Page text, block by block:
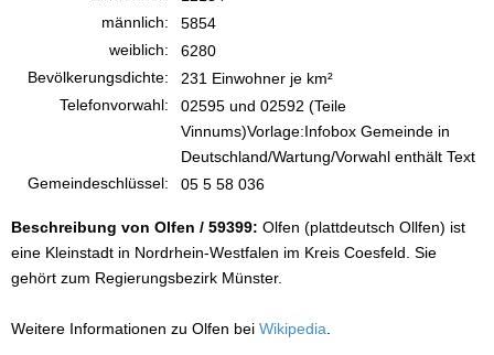
männlich:
5854
weiblich:
6280
Bevölkerungsdichte:
231 Einwohner je km²
Telefonvorwahl:
02595 und 02592 (Teile
Vinnums)Vorlage:Infobox Gemeinde in
Deutschland/Wartung/Vorwahl enthält Text
Gemeindeschlüssel:
05 5 58 036
Beschreibung von Olfen / 59399: Olfen (plattdeutsch Ollfen) ist
eine Kleinstadt in Nordrhein-Westfalen im Kreis Coesfeld. Sie
gehört zum Regierungsbezirk Münster.
Weitere Informationen zu Olfen bei Wikipedia